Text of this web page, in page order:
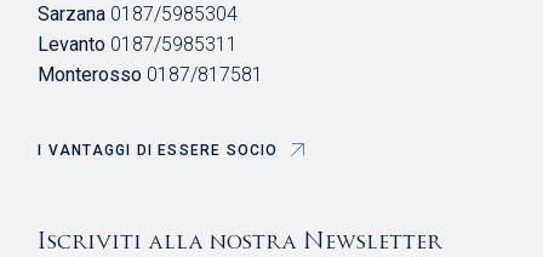
Sarzana 0187/5985304
Levanto 0187/5985311
Monterosso 0187/817581
I VANTAGGI DI ESSERE SOCIO
Iscriviti alla nostra Newsletter